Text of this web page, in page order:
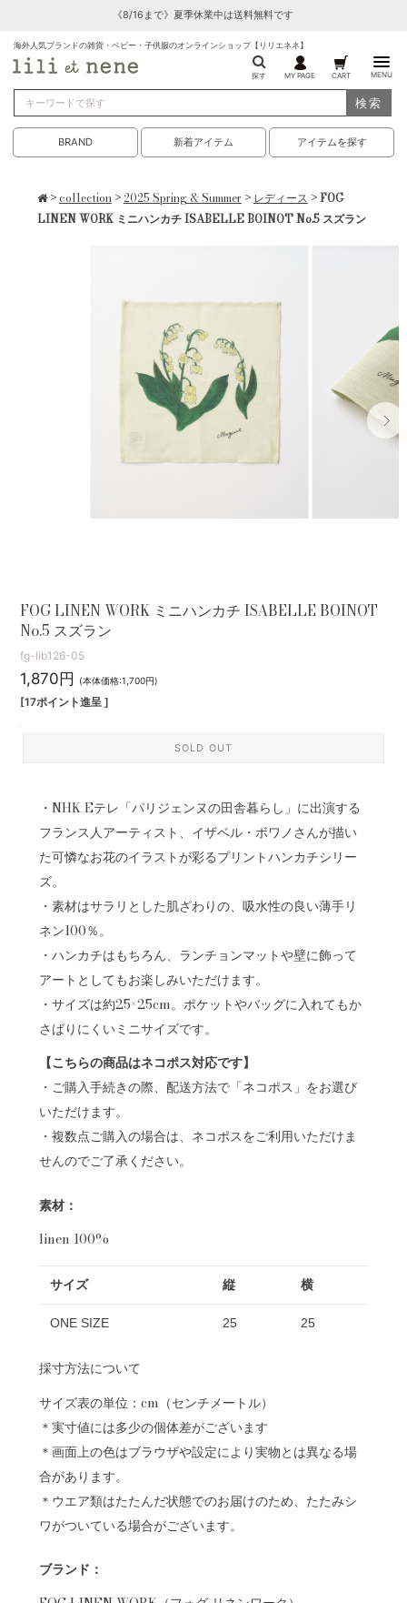
《8/16まで》夏季休業中は送料無料です
海外人気ブランドの雑貨・ベビー・子供服のオンラインショップ【リリエネネ】
探す MY PAGE CART MENU
検索
BRAND 新着アイテム アイテムを探す
>collection>2025 Spring & Summer > レディース > FOG
LINEN WORK ミニハンカチ ISABELLE BOINOT No.5 スズラン
FOG LINEN WORK ミニハンカチ ISABELLE BOINOT
No.5 スズラン
fg-lib126-05
1,870円 (本体価格:1,700円)
[17ポイント進呈 ]
SOLD OUT
・NHK Eテレ「パリジェンヌの田舎暮らし」に出演する
フランス人アーティスト、イザベル・ボワノさんが描い
た可憐なお花のイラストが彩るプリントハンカチシリー
ズ。
・素材はサラリとした肌ざわりの、吸水性の良い薄手リ
ネン100％。
・ハンカチはもちろん、ランチョンマットや壁に飾って
アートとしてもお楽しみいただけます。
・サイズは約25×25cm。ポケットやバッグに入れてもか
さばりにくいミニサイズです。
【こちらの商品はネコポス対応です】
・ご購入手続きの際、配送方法で「ネコポス」をお選び
いただけます。
・複数点ご購入の場合は、ネコポスをご利用いただけま
せんのでご了承ください。
素材：
linen 100%
サイズ 縦 横
ONE SIZE 25 25
採寸方法について
サイズ表の単位：cm（センチメートル）
＊実寸値には多少の個体差がございます
＊画面上の色はブラウザや設定により実物とは異なる場
合があります。
＊ウエア類はたたんだ状態でのお届けのため、たたみシ
ワがついている場合がございます。
ブランド：